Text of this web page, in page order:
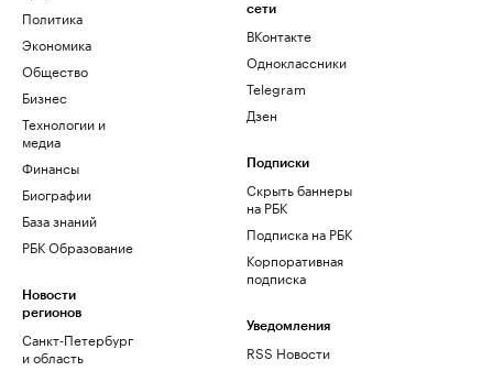
Политика
Экономика
Общество
Бизнес
Технологии и
медиа
Финансы
Биографии
База знаний
РБК Образование
Новости
регионов
Санкт-Петербург
и область
сети
ВКонтакте
Одноклассники
Telegram
Дзен
Подписки
Скрыть баннеры
на РБК
Подписка на РБК
Корпоративная
подписка
Уведомления
RSS Новости